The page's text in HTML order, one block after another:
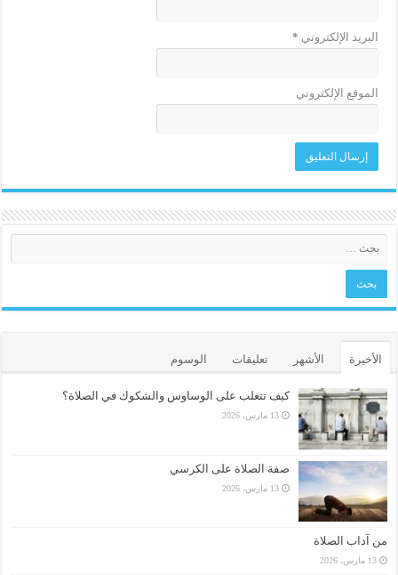
البريد الإلكتروني *
الموقع الإلكتروني
الأخيرة الأشهر تعليقات الوسوم
كيف تتغلب على الوساوس والشكوك في الصلاة؟
13 مارس، 2026
صفة الصلاة على الكرسي
13 مارس، 2026
من آداب الصلاة
13 مارس، 2026